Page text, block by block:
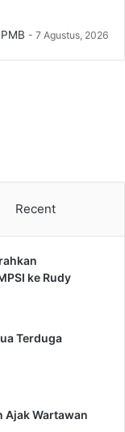
7 Agustus, 2026
Recent
ke Rudy
Terduga
Ajak Wartawan